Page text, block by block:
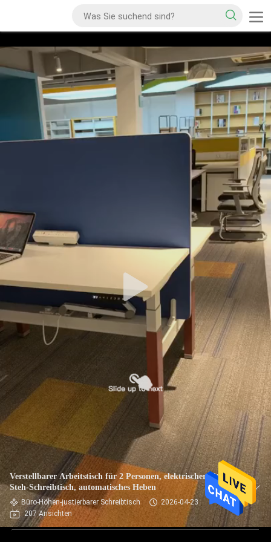
Verstellbarer Arbeitstisch für 2 Personen, elektrischer Sitz-
Steh-Schreibtisch, automatisches Heben
Büro-Höhen-justierbarer Schreibtisch
2026-04-23
207 Ansichten